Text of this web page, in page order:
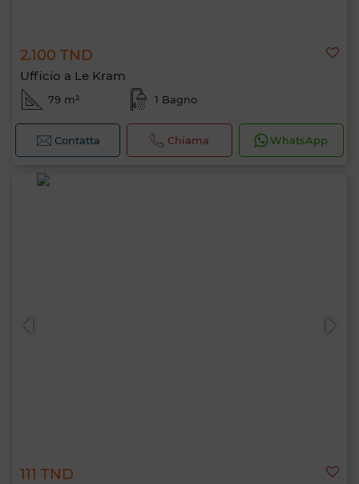
2.100 TND
Ufficio a Le Kram
79 m² 1 Bagno
Contatta Chiama WhatsApp
111 TND